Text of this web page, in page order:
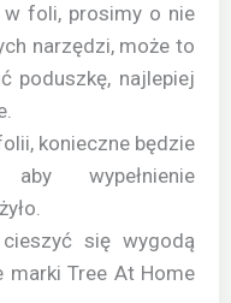
foli, prosimy o nie
narzędzi, może to
poduszkę, najlepiej
konieczne będzie
wypełnienie
się wygodą
marki Tree At Home